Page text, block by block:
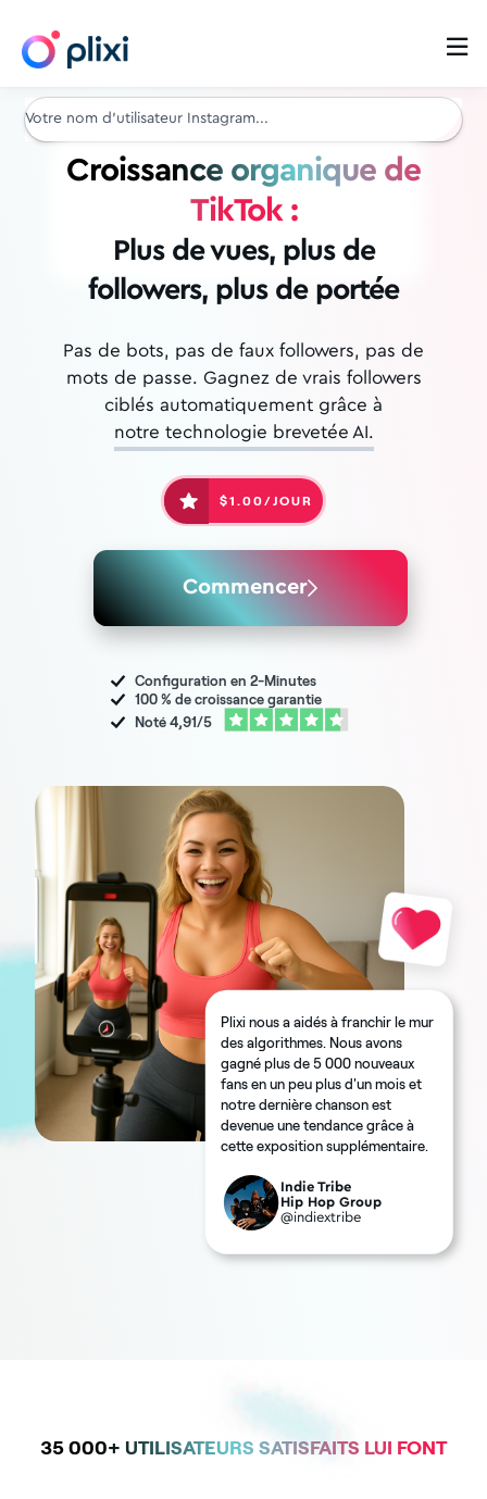

Croissance organique de
TikTok :
Plus de vues, plus de
followers, plus de portée
Pas de bots, pas de faux followers, pas de
mots de passe. Gagnez de vrais followers
ciblés automatiquement grâce à
notre technologie brevetée AI.
$1.00/JOUR
Commencer
Configuration en 2-Minutes
100 % de croissance garantie
Noté 4,91/5
Plixi nous a aidés à franchir le mur
des algorithmes. Nous avons
gagné plus de 5 000 nouveaux
fans en un peu plus d'un mois et
notre dernière chanson est
devenue une tendance grâce à
cette exposition supplémentaire.
Indie Tribe
Hip Hop Group
@indiextribe
35 000+ UTILISATEURS SATISFAITS LUI FONT